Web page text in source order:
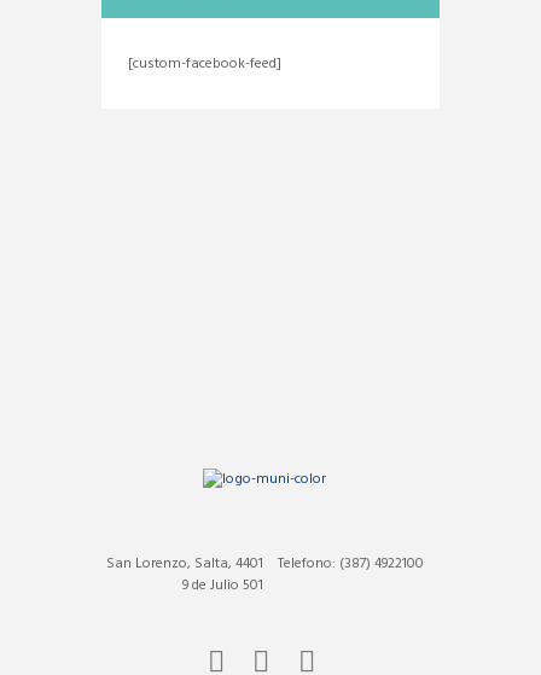
[custom-facebook-feed]
Telefono: (387) 4922100
San Lorenzo, Salta, 4401
9 de Julio 501